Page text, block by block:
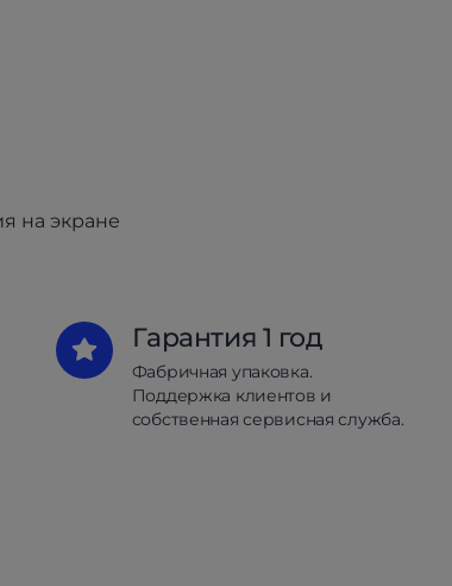
на экране
Гарантия 1 год
Фабричная упаковка.
Поддержка клиентов и
собственная сервисная служба.